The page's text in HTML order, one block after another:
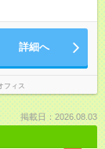
詳細へ
フィス
掲載日：2026.08.03